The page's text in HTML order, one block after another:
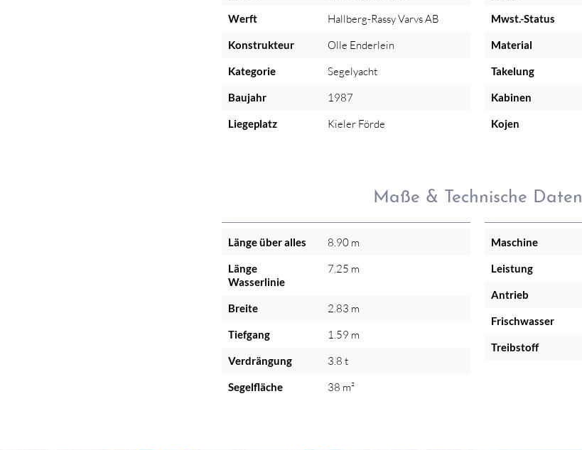
Werft Hallberg-Rassy Varvs AB
Konstrukteur Olle Enderlein
Kategorie Segelyacht
Baujahr 1987
Liegeplatz Kieler Förde
Mwst.-Status
Material
Takelung
Kabinen
Kojen
Maße & Technische Daten
Länge über alles 8.90 m
Länge
Wasserlinie
7.25 m
Breite 2.83 m
Tiefgang 1.59 m
Verdrängung 3.8 t
Segelfläche 38 m²
Maschine
Leistung
Antrieb
Frischwasser
Treibstoff